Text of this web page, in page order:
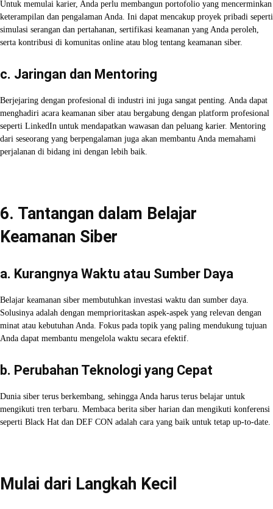
Untuk memulai karier, Anda perlu membangun portofolio yang mencerminkan
keterampilan dan pengalaman Anda. Ini dapat mencakup proyek pribadi seperti
simulasi serangan dan pertahanan, sertifikasi keamanan yang Anda peroleh,
serta kontribusi di komunitas online atau blog tentang keamanan siber.
c. Jaringan dan Mentoring
Berjejaring dengan profesional di industri ini juga sangat penting. Anda dapat
menghadiri acara keamanan siber atau bergabung dengan platform profesional
seperti LinkedIn untuk mendapatkan wawasan dan peluang karier. Mentoring
dari seseorang yang berpengalaman juga akan membantu Anda memahami
perjalanan di bidang ini dengan lebih baik.
6. Tantangan dalam Belajar
Keamanan Siber
a. Kurangnya Waktu atau Sumber Daya
Belajar keamanan siber membutuhkan investasi waktu dan sumber daya.
Solusinya adalah dengan memprioritaskan aspek-aspek yang relevan dengan
minat atau kebutuhan Anda. Fokus pada topik yang paling mendukung tujuan
Anda dapat membantu mengelola waktu secara efektif.
b. Perubahan Teknologi yang Cepat
Dunia siber terus berkembang, sehingga Anda harus terus belajar untuk
mengikuti tren terbaru. Membaca berita siber harian dan mengikuti konferensi
seperti Black Hat dan DEF CON adalah cara yang baik untuk tetap up-to-date.
Mulai dari Langkah Kecil